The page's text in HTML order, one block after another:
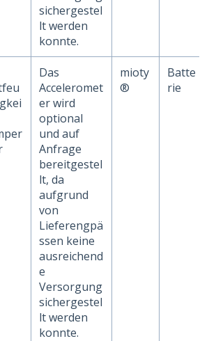
sichergestel
lt werden
konnte.
Das
Acceleromet
er wird
optional
und auf
Anfrage
bereitgestel
lt, da
aufgrund
von
Lieferengpä
ssen keine
ausreichend
e
Versorgung
sichergestel
lt werden
konnte.
mioty
®
Batte
rie